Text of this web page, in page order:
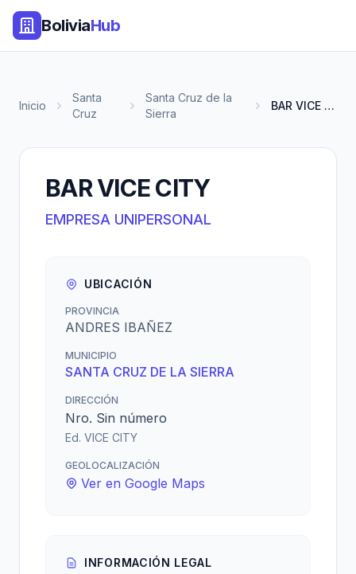
BoliviaHub
Inicio
Santa
Cruz
Santa Cruz de la
Sierra
BAR VICE CITY
BAR VICE CITY
EMPRESA UNIPERSONAL
UBICACIÓN
PROVINCIA
ANDRES IBAÑEZ
MUNICIPIO
SANTA CRUZ DE LA SIERRA
DIRECCIÓN
Nro. Sin número
Ed. VICE CITY
GEOLOCALIZACIÓN
Ver en Google Maps
INFORMACIÓN LEGAL